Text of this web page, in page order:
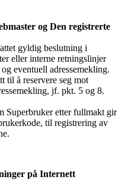
og Den registrerte
gyldig beslutning i
eller interne retningslinjer
eventuell adressemekling.
til å reservere seg mot
jf. pkt. 5 og 8.
Superbruker etter fullmakt gir
til registrering av
på Internett